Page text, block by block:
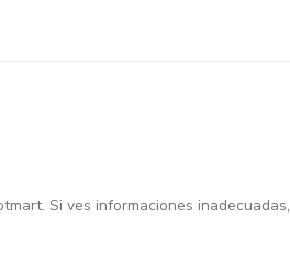
Si ves informaciones inadecuadas,